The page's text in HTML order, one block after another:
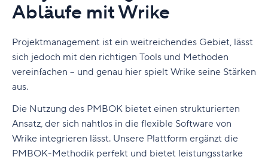
Abläufe mit Wrike
Projektmanagement ist ein weitreichendes Gebiet, lässt
sich jedoch mit den richtigen Tools und Methoden
vereinfachen – und genau hier spielt Wrike seine Stärken
aus.
Die Nutzung des PMBOK bietet einen strukturierten
Ansatz, der sich nahtlos in die flexible Software von
Wrike integrieren lässt. Unsere Plattform ergänzt die
PMBOK-Methodik perfekt und bietet leistungsstarke